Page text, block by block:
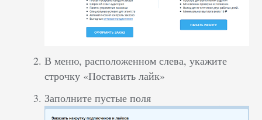
В меню, расположенном слева, укажите
строчку «Поставить лайк»
Заполните пустые поля